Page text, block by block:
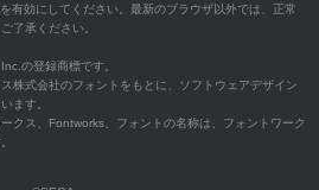
有効にしてください。最新のブラウザ以外では、正常
了承ください。
の登録商標です。
株式会社のフォントをもとに、ソフトウェアデザイン
ます。
クス、Fontworks、フォントの名称は、フォントワーク